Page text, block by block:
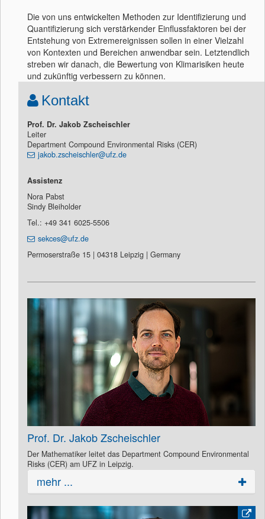
Die von uns entwickelten Methoden zur Identifizierung und
Quantifizierung sich verstärkender Einflussfaktoren bei der
Entstehung von Extremereignissen sollen in einer Vielzahl
von Kontexten und Bereichen anwendbar sein. Letztendlich
streben wir danach, die Bewertung von Klimarisiken heute
und zukünftig verbessern zu können.
Kontakt
Prof. Dr. Jakob Zscheischler
Leiter
Department Compound Environmental Risks (CER)
jakob.zscheischler@ufz.de
Assistenz
Nora Pabst
Sindy Bleiholder
Tel.: +49 341 6025-5506
sekces@ufz.de
Permoserstraße 15 | 04318 Leipzig | Germany
Prof. Dr. Jakob Zscheischler
Der Mathematiker leitet das Department Compound Environmental
Risks (CER) am UFZ in Leipzig.
mehr ...